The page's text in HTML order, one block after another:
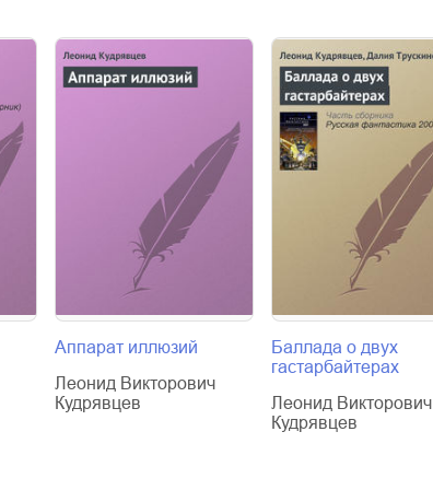
Аппарат иллюзий
Леонид Викторович
Кудрявцев
Баллада о двух
гастарбайтерах
Леонид Викторович
Кудрявцев